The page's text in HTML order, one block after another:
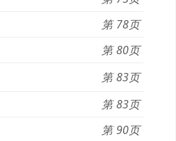
78
80
83
83
90